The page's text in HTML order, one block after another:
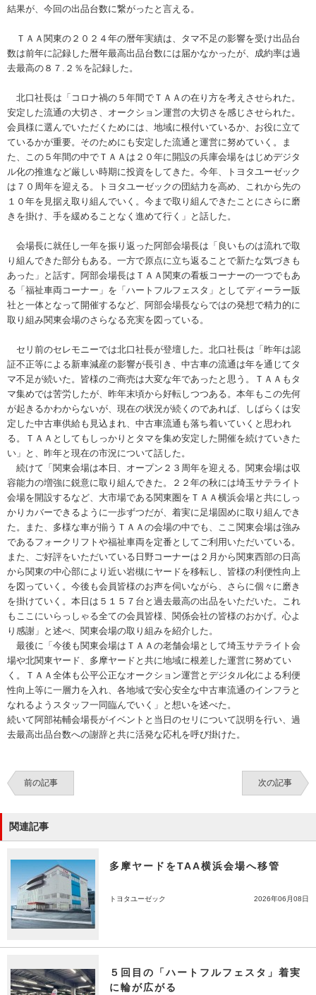
結果が、今回の出品台数に繋がったと言える。
ＴＡＡ関東の２０２４年の暦年実績は、タマ不足の影響を受け出品台
数は前年に記録した暦年最高出品台数には届かなかったが、成約率は過
去最高の８７.２％を記録した。
北口社長は「コロナ禍の５年間でＴＡＡの在り方を考えさせられた。
安定した流通の大切さ、オークション運営の大切さを感じさせられた。
会員様に選んでいただくためには、地域に根付いているか、お役に立て
ているかが重要。そのためにも安定した流通と運営に努めていく。ま
た、この５年間の中でＴＡＡは２０年に開設の兵庫会場をはじめデジタ
ル化の推進など厳しい時期に投資をしてきた。今年、トヨタユーゼック
は７０周年を迎える。トヨタユーゼックの団結力を高め、これから先の
１０年を見据え取り組んでいく。今まで取り組んできたことにさらに磨
きを掛け、手を緩めることなく進めて行く」と話した。
会場長に就任し一年を振り返った阿部会場長は「良いものは流れで取
り組んできた部分もある。一方で原点に立ち返ることで新たな気づきも
あった」と話す。阿部会場長はＴＡＡ関東の看板コーナーの一つでもあ
る「福祉車両コーナー」を「ハートフルフェスタ」としてディーラー販
社と一体となって開催するなど、阿部会場長ならではの発想で精力的に
取り組み関東会場のさらなる充実を図っている。
セリ前のセレモニーでは北口社長が登壇した。北口社長は「昨年は認
証不正等による新車減産の影響が長引き、中古車の流通は年を通じてタ
マ不足が続いた。皆様のご商売は大変な年であったと思う。ＴＡＡもタ
マ集めでは苦労したが、昨年末頃から好転しつつある。本年もこの先何
が起きるかわからないが、現在の状況が続くのであれば、しばらくは安
定した中古車供給も見込まれ、中古車流通も落ち着いていくと思われ
る。ＴＡＡとしてもしっかりとタマを集め安定した開催を続けていきた
い」と、昨年と現在の市況について話した。
続けて「関東会場は本日、オープン２３周年を迎える。関東会場は収
容能力の増強に鋭意に取り組んできた。２２年の秋には埼玉サテライト
会場を開設するなど、大市場である関東圏をＴＡＡ横浜会場と共にしっ
かりカバーできるように一歩ずつだが、着実に足場固めに取り組んでき
た。また、多様な車が揃うＴＡＡの会場の中でも、ここ関東会場は強み
であるフォークリフトや福祉車両を定番としてご利用いただいている。
また、ご好評をいただいている日野コーナーは２月から関東西部の日高
から関東の中心部により近い岩槻にヤードを移転し、皆様の利便性向上
を図っていく。今後も会員皆様のお声を伺いながら、さらに個々に磨き
を掛けていく。本日は５１５７台と過去最高の出品をいただいた。これ
もここにいらっしゃる全ての会員皆様、関係会社の皆様のおかげ。心よ
り感謝」と述べ、関東会場の取り組みを紹介した。
最後に「今後も関東会場はＴＡＡの老舗会場として埼玉サテライト会
場や北関東ヤード、多摩ヤードと共に地域に根差した運営に努めてい
く。ＴＡＡ全体も公平公正なオークション運営とデジタル化による利便
性向上等に一層力を入れ、各地域で安心安全な中古車流通のインフラと
なれるようスタッフ一同臨んでいく」と想いを述べた。
続いて阿部祐輔会場長がイベントと当日のセリについて説明を行い、過
去最高出品台数への謝辞と共に活発な応札を呼び掛けた。
前の記事 次の記事
関連記事
多摩ヤードをTAA横浜会場へ移管
トヨタユーゼック 2026年06月08日
５回目の「ハートフルフェスタ」着実
に輪が広がる